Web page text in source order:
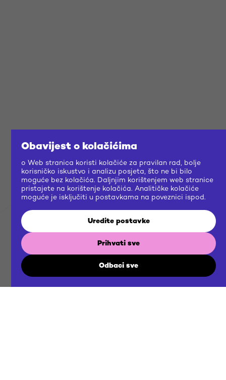
BRIEF
US
Obavijest o kolačićima
o Web stranica koristi kolačiće za pravilan rad, bolje
korisničko iskustvo i analizu posjeta, što ne bi bilo
moguće bez kolačića. Daljnjim korištenjem web stranice
pristajete na korištenje kolačića. Analitičke kolačiće
moguće je isključiti u postavkama na poveznici ispod.
Uredite postavke
Prihvati sve
Odbaci sve